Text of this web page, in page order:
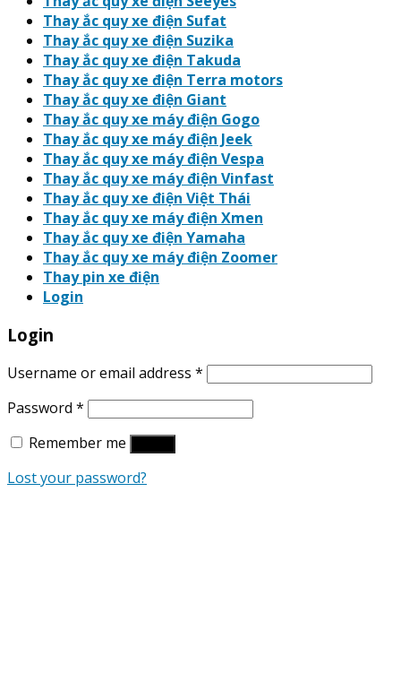
Thay ắc quy xe điện Sufat
Thay ắc quy xe điện Suzika
Thay ắc quy xe điện Takuda
Thay ắc quy xe điện Terra motors
Thay ắc quy xe điện Giant
Thay ắc quy xe máy điện Gogo
Thay ắc quy xe máy điện Jeek
Thay ắc quy xe máy điện Vespa
Thay ắc quy xe máy điện Vinfast
Thay ắc quy xe điện Việt Thái
Thay ắc quy xe máy điện Xmen
Thay ắc quy xe điện Yamaha
Thay ắc quy xe máy điện Zoomer
Thay pin xe điện
Login
Login
Username or email address *
Password *
Remember me
Lost your password?